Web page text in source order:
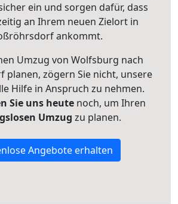
ein und sorgen dafür, dass
an Ihrem neuen Zielort in
ankommt.
Umzug von Wolfsburg nach
planen, zögern Sie nicht, unsere
Hilfe in Anspruch zu nehmen.
Sie uns heutenoch, um Ihren
Umzug zu planen.
Angebote erhalten